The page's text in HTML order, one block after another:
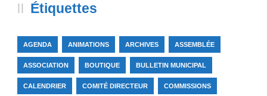
Étiquettes
AGENDA ANIMATIONS ARCHIVES ASSEMBLÉE
ASSOCIATION BOUTIQUE BULLETIN MUNICIPAL
CALENDRIER COMITÉ DIRECTEUR COMMISSIONS